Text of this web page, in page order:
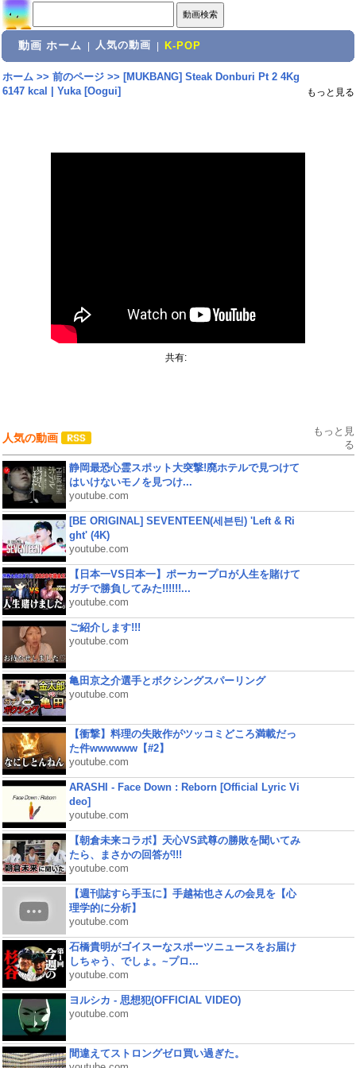
動画 ホーム 人気の動画 K-POP
ホーム>> 前のページ>> [MUKBANG] Steak Donburi Pt 2 4Kg
6147 kcal | Yuka [Oogui]
もっと見る
共有:
人気の動画
もっと見
る
静岡最恐心霊スポット大突撃!廃ホテルで見つけて
はいけないモノを見つけ...
youtube.com
[BE ORIGINAL] SEVENTEEN(세븐틴) 'Left & Ri
ght' (4K)
youtube.com
【日本一VS日本一】ポーカープロが人生を賭けて
ガチで勝負してみた!!!!!!...
youtube.com
ご紹介します!!!
youtube.com
亀田京之介選手とボクシングスパーリング
youtube.com
【衝撃】料理の失敗作がツッコミどころ満載だっ
た件wwwwww【#2】
youtube.com
ARASHI - Face Down : Reborn [Official Lyric Vi
deo]
youtube.com
【朝倉未来コラボ】天心VS武尊の勝敗を聞いてみ
たら、まさかの回答が!!!
youtube.com
【週刊誌すら手玉に】手越祐也さんの会見を【心
理学的に分析】
youtube.com
石橋貴明がゴイスーなスポーツニュースをお届け
しちゃう、でしょ。~プロ...
youtube.com
ヨルシカ - 思想犯(OFFICIAL VIDEO)
youtube.com
間違えてストロングゼロ買い過ぎた。